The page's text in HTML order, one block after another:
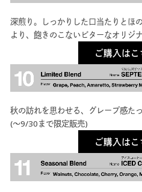
深煎り。しっかりした口当たりとほ
より、飽きのこないビターなオリジ
ご購入は
秋の訪れを思わせる、グレープ感た
(〜9/30まで限定販売)
ご購入は